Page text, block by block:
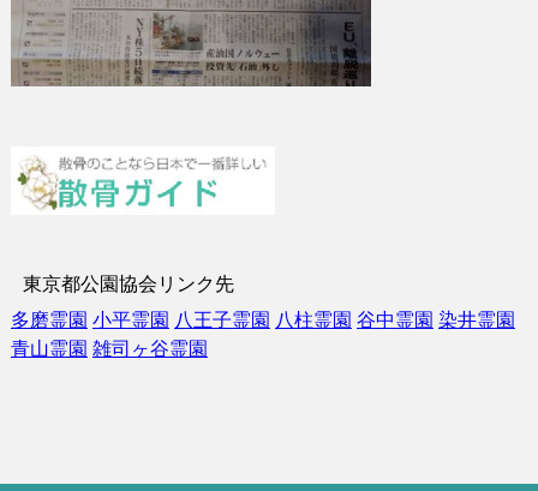
東京都公園協会リンク先
多磨霊園 小平霊園 八王子霊園 八柱霊園 谷中霊園 染井霊園
青山霊園 雑司ヶ谷霊園